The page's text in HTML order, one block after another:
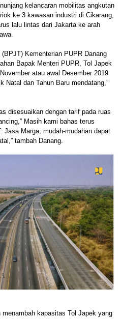
kelancaran mobilitas angkutan
ke 3 kawasan industri di Cikarang,
lalu lintas dari Jakarta ke arah
Kementerian PUPR Danang
Bapak Menteri PUPR, Tol Japek
atau awal Desember 2019
Natal dan Tahun Baru mendatang,”
disesuaikan dengan tarif pada ruas
Masih kami bahas terus
Jasa Marga, mudah-mudahan dapat
tambah Danang.
kapasitas Tol Japek yang